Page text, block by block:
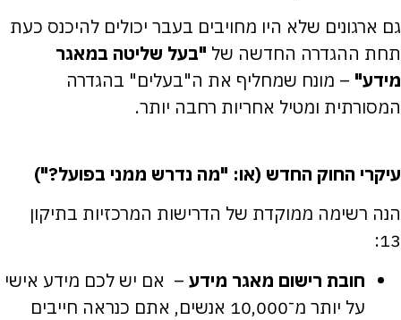
גם ארגונים שלא היו מחויבים בעבר יכולים להיכנס כעת
תחת ההגדרה החדשה של "בעל שליטה במאגר
מידע" – מונח שמחליף את ה"בעלים" בהגדרה
המסורתית ומטיל אחריות רחבה יותר.
עיקרי החוק החדש (או: "מה נדרש ממני בפועל?")
הנה רשימה ממוקדת של הדרישות המרכזיות בתיקון
13:
חובת רישום מאגר מידע – אם יש לכם מידע אישי
על יותר מ־10,000 אנשים, אתם כנראה חייבים